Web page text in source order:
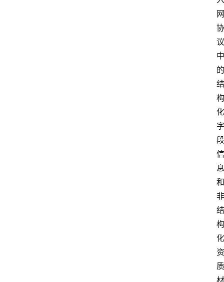
网
协
议
中
的
结
构
化
字
段
信
息
和
非
结
构
化
资
质
材